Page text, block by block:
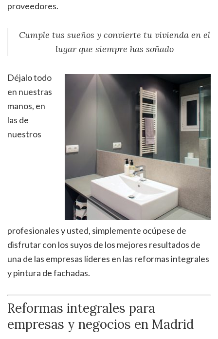
proveedores.
Cumple tus sueños y convierte tu vivienda en el
lugar que siempre has soñado
Déjalo todo
en nuestras
manos, en
las de
nuestros
profesionales y usted, simplemente ocúpese de
disfrutar con los suyos de los mejores resultados de
una de las empresas líderes en las reformas integrales
y pintura de fachadas.
Reformas integrales para
empresas y negocios en Madrid